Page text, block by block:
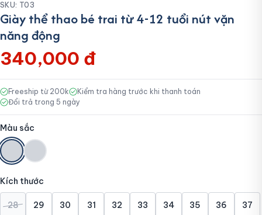
SKU: T03
Giày thể thao bé trai từ 4-12 tuổi nút vặn
năng động
340,000 đ
Freeship từ 200k
Kiểm tra hàng trước khi thanh toán
Đổi trả trong 5 ngày
Màu sắc
Kích thước
28 29 30 31 32 33 34 35 36 37